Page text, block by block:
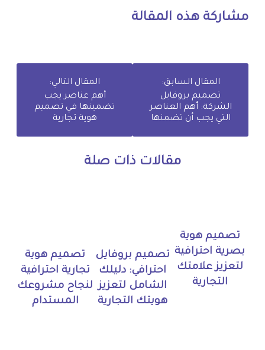
مشاركة هذه المقالة
المقال السابق:
تصميم بروفايل
الشركة: أهم العناصر
التي يجب أن تضمنها
المقال التالي:
أهم عناصر يجب
تضمينها في تصميم
هوية تجارية
مقالات ذات صلة
تصميم هوية
بصرية احترافية
لتعزيز علامتك
التجارية
تصميم بروفايل
احترافي: دليلك
الشامل لتعزيز
هويتك التجارية
تصميم هوية
تجارية احترافية
لنجاح مشروعك
المستدام